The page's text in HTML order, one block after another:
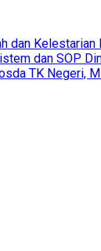
dan Kelestarian
dan SOP
TK Negeri,